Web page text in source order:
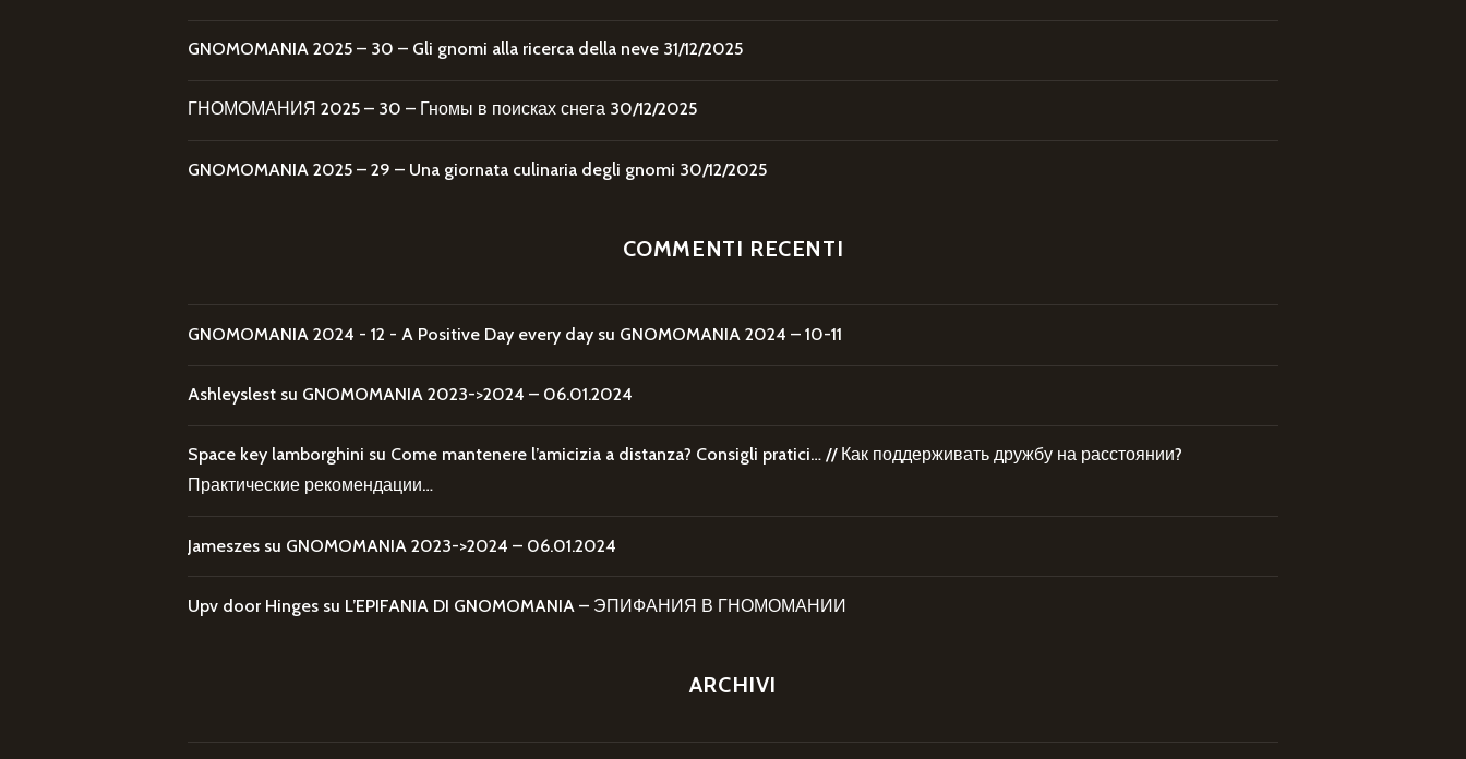
GNOMOMANIA 2025 – 30 – Gli gnomi alla ricerca della neve 31/12/2025
ГНОМОМАНИЯ 2025 – 30 – Гномы в поисках снега 30/12/2025
GNOMOMANIA 2025 – 29 – Una giornata culinaria degli gnomi 30/12/2025
COMMENTI RECENTI
GNOMOMANIA 2024 - 12 - A Positive Day every day su GNOMOMANIA 2024 – 10-11
Ashleyslest su GNOMOMANIA 2023->2024 – 06.01.2024
Space key lamborghini su Come mantenere l’amicizia a distanza? Consigli pratici… // Как поддерживать дружбу на расстоянии?
Практические рекомендации…
Jameszes su GNOMOMANIA 2023->2024 – 06.01.2024
Upv door Hinges su L’EPIFANIA DI GNOMOMANIA – ЭПИФАНИЯ В ГНОМОМАНИИ
ARCHIVI